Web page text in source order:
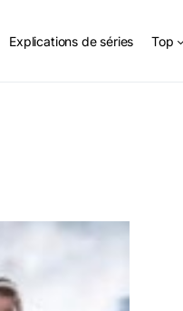
Explications de séries Top